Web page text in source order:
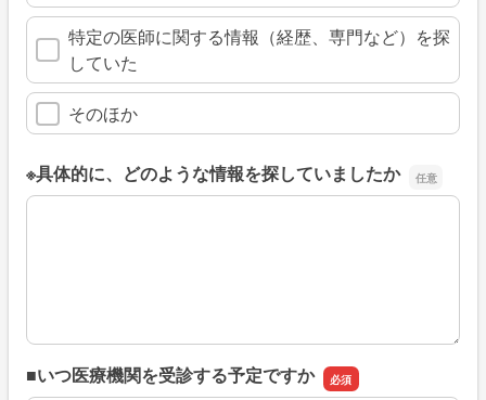
特定の医師に関する情報（経歴、専門など）を探
していた
そのほか
※具体的に、どのような情報を探していましたか
※具体的に、どのような情報を探していましたか
■いつ医療機関を受診する予定ですか